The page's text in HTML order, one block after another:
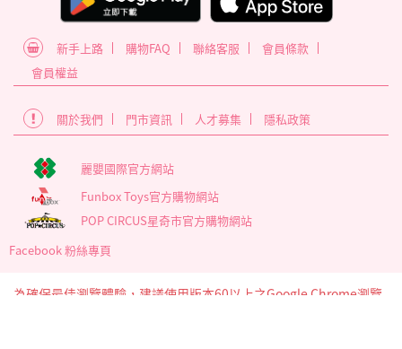
新手上路 購物FAQ 聯絡客服
會員條款
會員權益
關於我們 門市資訊 人才募集 隱私政策
麗嬰國際官方網站
Funbox Toys官方購物網站
POP CIRCUS星奇市官方購物網站
Facebook 粉絲專頁
為確保最佳瀏覽體驗，建議使用版本60以上之Google Chrome瀏覽